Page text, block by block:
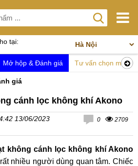
tại:
Mở hộp & Đánh giá Tư vấn chọn mua
giá
cánh lọc không khí Akono
13/06/2023
0 2709
không cánh lọc không khí Akono
nhiều người dùng quan tâm. Chiếc